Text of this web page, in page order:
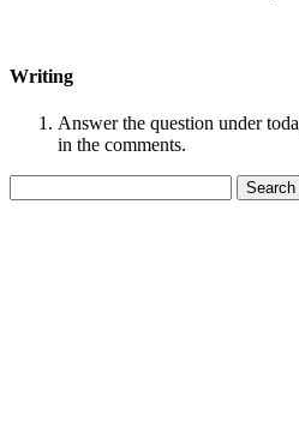
Writing
Answer the question under
in the comments.
for: